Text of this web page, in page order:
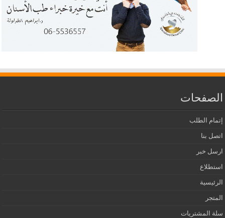
الصفحات
إتمام الطلب
اتصل بنا
ارسل خبر
استطلاع
الرئيسية
المتجر
سلة المشتريات